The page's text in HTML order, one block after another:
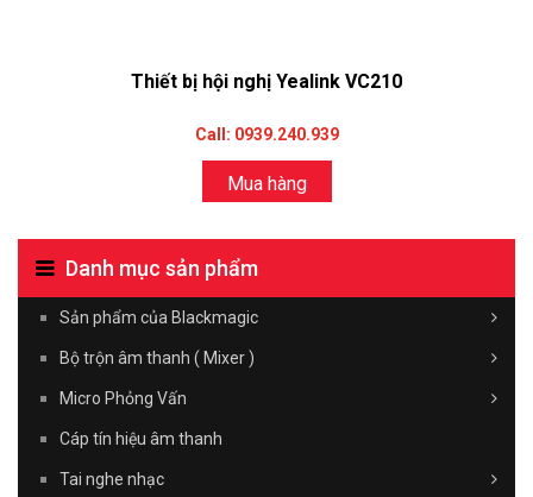
Thiết bị hội nghị Yealink VC210
Call: 0939.240.939
Mua hàng
Danh mục sản phẩm
Sản phẩm của Blackmagic
Bộ trộn âm thanh ( Mixer )
Micro Phỏng Vấn
Cáp tín hiệu âm thanh
Tai nghe nhạc